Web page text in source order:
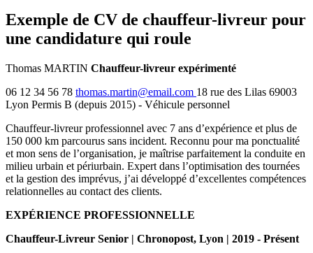
Exemple de CV de chauffeur-livreur pour
une candidature qui roule
Thomas MARTIN Chauffeur-livreur expérimenté
06 12 34 56 78 thomas.martin@email.com 18 rue des Lilas 69003
Lyon Permis B (depuis 2015) - Véhicule personnel
Chauffeur-livreur professionnel avec 7 ans d’expérience et plus de
150 000 km parcourus sans incident. Reconnu pour ma ponctualité
et mon sens de l’organisation, je maîtrise parfaitement la conduite en
milieu urbain et périurbain. Expert dans l’optimisation des tournées
et la gestion des imprévus, j’ai développé d’excellentes compétences
relationnelles au contact des clients.
EXPÉRIENCE PROFESSIONNELLE
Chauffeur-Livreur Senior | Chronopost, Lyon | 2019 - Présent